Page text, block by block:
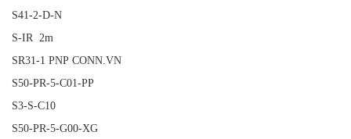
S41-2-D-N
S-IR 2m
SR31-1 PNP CONN.VN
S50-PR-5-C01-PP
S3-S-C10
S50-PR-5-G00-XG